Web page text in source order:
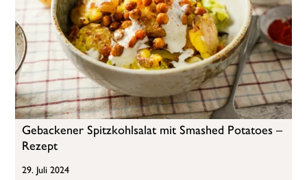
Gebackener Spitzkohlsalat mit Smashed Potatoes –
Rezept
29. Juli 2024